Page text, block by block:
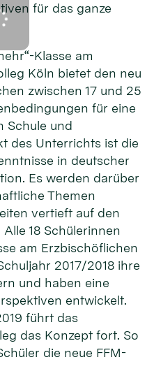
für das ganze
Klasse am
Köln bietet den neu
zwischen 17 und 25
für eine
Schule und
des Unterrichts ist die
in deutscher
Es werden darüber
Themen
vertieft auf den
18 Schülerinnen
am Erzbischöflichen
2017/2018 ihre
und haben eine
entwickelt.
führt das
das Konzept fort. So
die neue FFM-